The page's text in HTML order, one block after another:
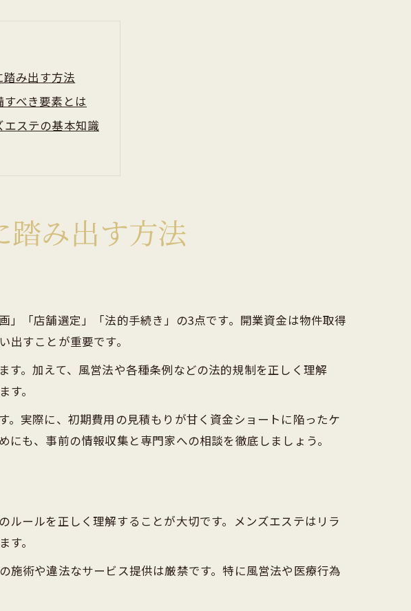
み出す方法
べき要素とは
ステの基本知識
と成功要因
備の本質
手段と注意点
画の立て方
準備方法
手続きの流れ
的思考
益ポイント
ーター獲得法
サービス設計
別化の視点
識の基本
踏み出す方法
「店舗選定」「法的手続き」の3点です。開業資金は物件取得
すことが重要です。
。加えて、風営法や各種条例などの法的規制を正しく理解
。
実際に、初期費用の見積もりが甘く資金ショートに陥ったケ
も、事前の情報収集と専門家への相談を徹底しましょう。
ールを正しく理解することが大切です。メンズエステはリラ
。
術や違法なサービス提供は厳禁です。特に風営法や医療行為